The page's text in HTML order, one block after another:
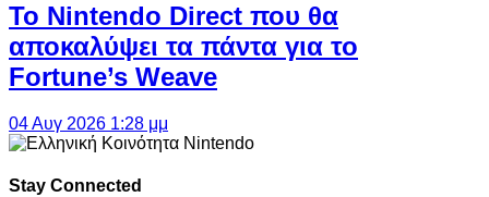
Το Nintendo Direct που θα
αποκαλύψει τα πάντα για το
Fortune’s Weave
04 Αυγ 2026 1:28 μμ
Stay Connected